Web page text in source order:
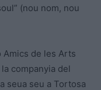
(nou nom, nou
Amics de les Arts
companyia del
seua seu a Tortosa